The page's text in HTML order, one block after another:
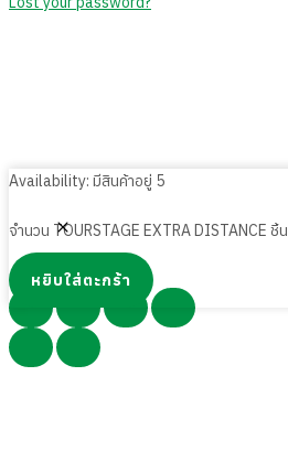
Availability: มีสินค้าอยู่ 5
จำนวน TOURSTAGE EXTRA DISTANCE ชิ้น
หยิบใส่ตะกร้า